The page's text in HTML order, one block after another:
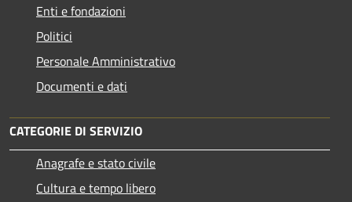
Enti e fondazioni
Politici
Personale Amministrativo
Documenti e dati
CATEGORIE DI SERVIZIO
Anagrafe e stato civile
Cultura e tempo libero